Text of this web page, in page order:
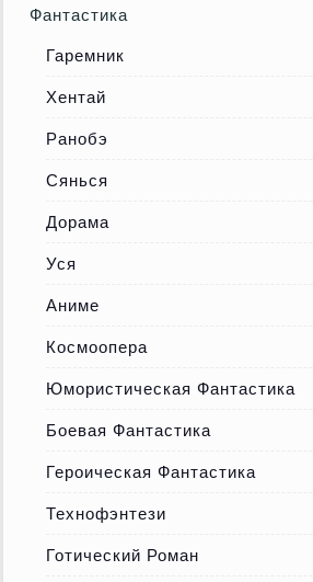
Фантастика
Гаремник
Хентай
Ранобэ
Сянься
Дорама
Уся
Аниме
Космоопера
Юмористическая Фантастика
Боевая Фантастика
Героическая Фантастика
Технофэнтези
Готический Роман